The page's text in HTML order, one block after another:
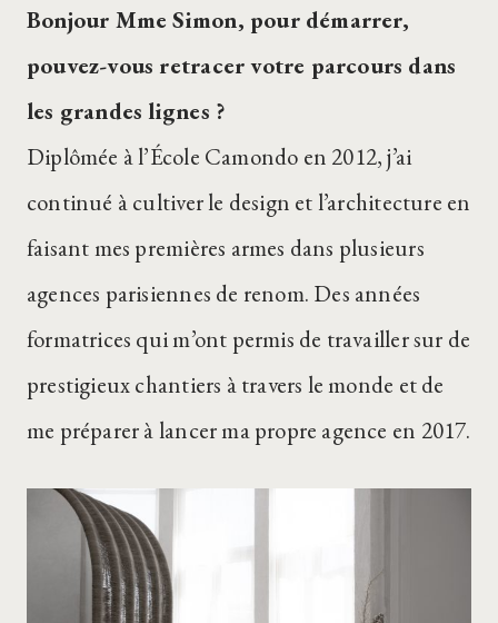
Bonjour Mme Simon, pour démarrer,
pouvez-vous retracer votre parcours dans
les grandes lignes ?
Diplômée à l’École Camondo en 2012, j’ai
continué à cultiver le design et l’architecture en
faisant mes premières armes dans plusieurs
agences parisiennes de renom. Des années
formatrices qui m’ont permis de travailler sur de
prestigieux chantiers à travers le monde et de
me préparer à lancer ma propre agence en 2017.